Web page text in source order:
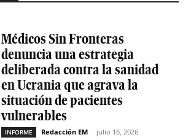
Médicos Sin Fronteras
denuncia una estrategia
deliberada contra la sanidad
en Ucrania que agrava la
situación de pacientes
vulnerables
INFORME Redacción EM - julio 16, 2026